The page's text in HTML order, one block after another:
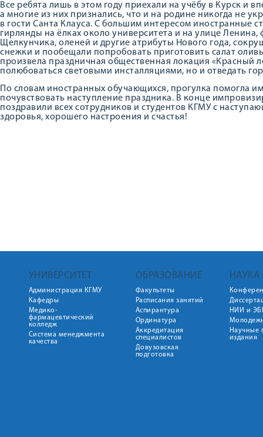
Все ребята лишь в этом году приехали на учёбу в Курск и
а многие из них признались, что и на родине никогда не
в гости Санта Клауса. С большим интересом иностранные
гирлянды на ёлках около университета и на улице
Щелкунчика, оленей и другие атрибуты Нового года,
снежки и пообещали попробовать приготовить салат
произвела праздничная общественная локация «Красный
полюбоваться световыми инсталляциями, но и отведать
По словам иностранных обучающихся, прогулка помогла
почувствовать наступление праздника. В конце
поздравили всех сотрудников и студентов КГМУ с
здоровья, хорошего настроения и счастья!
УНИВЕРСИТЕТ
Администрация КГМУ
Кафедры
Медико-
фармацевтический
колледж
Система менеджмента
качества
ОБРАЗОВАНИЕ
Факультеты
Расписания занятий
Аспирантура
Ординатура
Аккредитация
специалистов
Довузовская
подготовка
НАУКА
НИИ и
Научные
издания